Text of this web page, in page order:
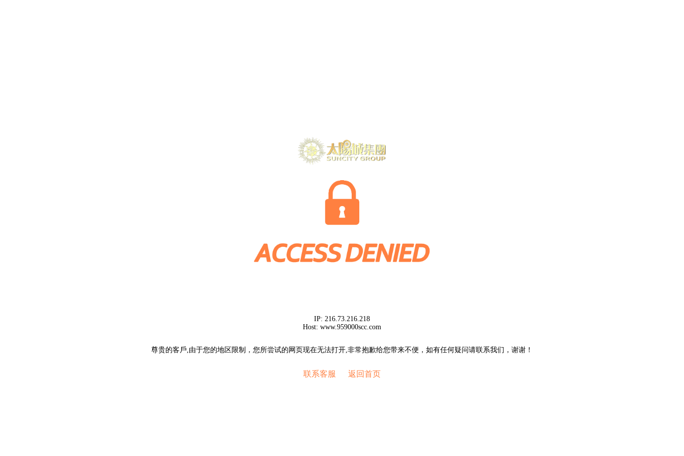
IP: 216.73.216.218
Host: www.959000scc.com
尊贵的客戶,由于您的地区限制，您所尝试的网页现在无法打开,非常抱歉给您带来不便，如有任何疑问请联系我们，谢谢！
联系客服 返回首页